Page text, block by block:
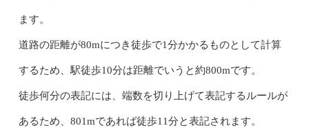
ます。
道路の距離が80mにつき徒歩で1分かかるものとして計算
するため、駅徒歩10分は距離でいうと約800mです。
徒歩何分の表記には、端数を切り上げて表記するルールが
あるため、801mであれば徒歩11分と表記されます。